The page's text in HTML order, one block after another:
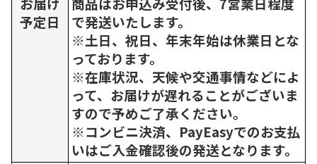
予定日
で発送いたします。
※土日、祝日、年末年始は休業日とな
っております。
※在庫状況、天候や交通事情などによ
って、お届けが遅れることがございま
すので予めご了承ください。
※コンビニ決済、PayEasyでのお支払
いはご入金確認後の発送となります。